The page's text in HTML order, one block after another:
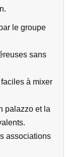
le groupe
sans
à mixer
palazzo et la
associations